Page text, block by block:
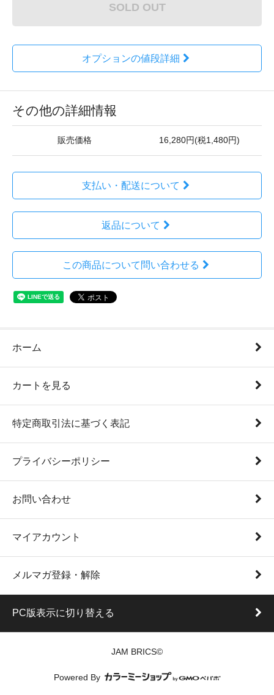
SOLD OUT
オプションの値段詳細
その他の詳細情報
販売価格 16,280円(税1,480円)
支払い・配送について
返品について
この商品について問い合わせる
ホーム
カートを見る
特定商取引法に基づく表記
プライバシーポリシー
お問い合わせ
マイアカウント
メルマガ登録・解除
PC版表示に切り替える
JAM BRICS©
Powered By